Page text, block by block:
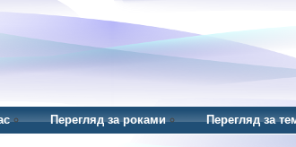
Перегляд за роками Перегляд за